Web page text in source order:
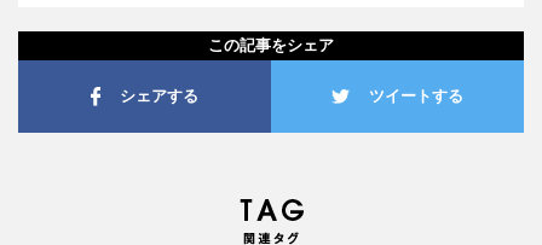
この記事をシェア
シェアする ツイートする